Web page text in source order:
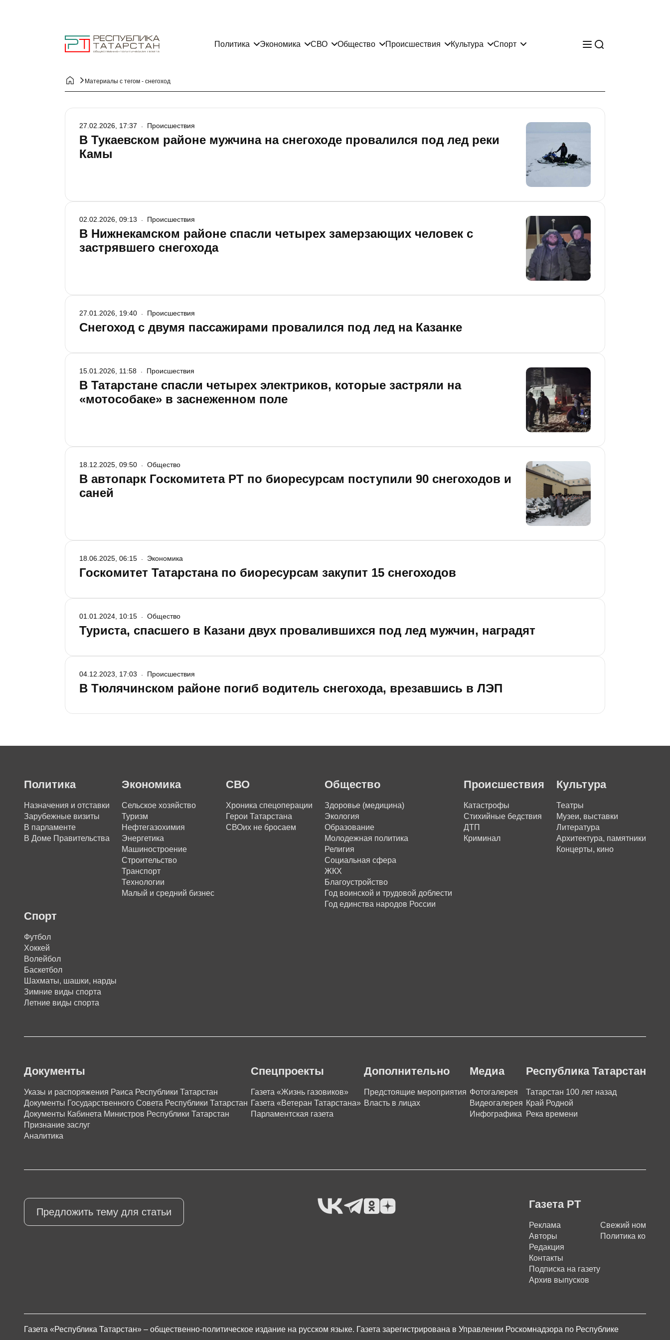
Политика Экономика СВО Общество Происшествия Культура Спорт
Материалы с тегом - снегоход
В Тукаевском районе мужчина на снегоходе провалился под лед реки
Камы
27.02.2026, 17:37 Происшествия
В Нижнекамском районе спасли четырех замерзающих человек с
застрявшего снегохода
02.02.2026, 09:13 Происшествия
Снегоход с двумя пассажирами провалился под лед на Казанке
27.01.2026, 19:40 Происшествия
В Татарстане спасли четырех электриков, которые застряли на
«мотособаке» в заснеженном поле
15.01.2026, 11:58 Происшествия
В автопарк Госкомитета РТ по биоресурсам поступили 90 снегоходов и
саней
18.12.2025, 09:50 Общество
Госкомитет Татарстана по биоресурсам закупит 15 снегоходов
18.06.2025, 06:15 Экономика
Туриста, спасшего в Казани двух провалившихся под лед мужчин, наградят
01.01.2024, 10:15 Общество
В Тюлячинском районе погиб водитель снегохода, врезавшись в ЛЭП
04.12.2023, 17:03 Происшествия
Политика
Назначения и отставки
Зарубежные визиты
В парламенте
В Доме Правительства
Экономика
Сельское хозяйство
Туризм
Нефтегазохимия
Энергетика
Машиностроение
Строительство
Транспорт
Технологии
Малый и средний бизнес
СВО
Хроника спецоперации
Герои Татарстана
СВОих не бросаем
Общество
Здоровье (медицина)
Экология
Образование
Молодежная политика
Религия
Социальная сфера
ЖКХ
Благоустройство
Год воинской и трудовой доблести
Год единства народов России
Происшествия
Катастрофы
Стихийные бедствия
ДТП
Криминал
Культура
Театры
Музеи, выставки
Литература
Архитектура, памятники
Концерты, кино
Спорт
Футбол
Хоккей
Волейбол
Баскетбол
Шахматы, шашки, нарды
Зимние виды спорта
Летние виды спорта
Документы
Указы и распоряжения Раиса Республики Татарстан
Документы Государственного Совета Республики Татарстан
Документы Кабинета Министров Республики Татарстан
Признание заслуг
Аналитика
Спецпроекты
Газета «Жизнь газовиков»
Газета «Ветеран Татарстана»
Парламентская газета
Дополнительно
Предстоящие мероприятия
Власть в лицах
Медиа
Фотогалерея
Видеогалерея
Инфографика
Республика Татарстан
Татарстан 100 лет назад
Край Родной
Река времени
Предложить тему для статьи
Газета РТ
Реклама
Авторы
Редакция
Контакты
Подписка на газету
Архив выпусков
Свежий номер
Политика
Газета «Республика Татарстан» – общественно-политическое издание на русском языке. Газета зарегистрирована в Управлении Роскомнадзора по Республике